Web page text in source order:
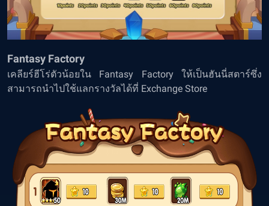
Fantasy Factory
เคลียร์ฮีโร่ตัวน้อยใน Fantasy Factory ให้เป็นฮันนี่สตาร์ซึ่ง
สามารถนำไปใช้แลกรางวัลได้ที่ Exchange Store